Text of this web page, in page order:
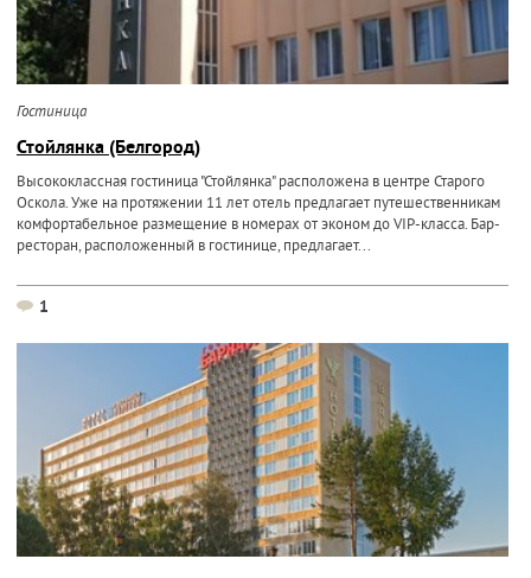
Гостиница
Стойлянка (Белгород)
Высококлассная гостиница "Стойлянка" расположена в центре Старого
Оскола. Уже на протяжении 11 лет отель предлагает путешественникам
комфортабельное размещение в номерах от эконом до VIP-класса. Бар-
ресторан, расположенный в гостинице, предлагает...
1